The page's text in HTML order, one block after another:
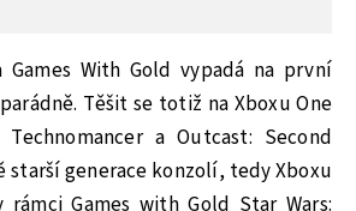
Games With Gold vypadá na první
Těšit se totiž na Xboxu One
a Outcast: Second
starší generace konzolí, tedy Xboxu
Games with Gold Star Wars: